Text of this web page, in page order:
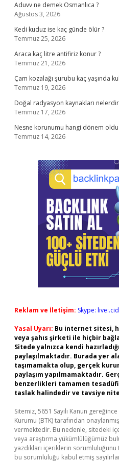
Aduvv ne demek Osmanlıca ?
Ağustos 3, 2026
Kedi kuduz ise kaç günde ölür ?
Temmuz 25, 2026
Araca kaç litre antifiriz konur ?
Temmuz 21, 2026
Çam kozalağı şurubu kaç yaşında
Temmuz 19, 2026
Doğal radyasyon kaynakları
Temmuz 17, 2026
Nesne korunumu hangi dönem oldu
Temmuz 14, 2026
Reklam ve İletişim: Skype:
Yasal Uyarı: Bu internet sitesi,
veya şahıs şirketi ile hiçbir
Sitede yalnızca kendi
paylaşılmaktadır. Burada yer
taşımamakta olup, gerçek
paylaşım yapılmamaktadır.
benzerlikleri tamamen
taslak halindedir ve tavsiye
Sitemiz, 5651 Sayılı Kanun
Kurumu (BTK) tarafından
vermektedir. Bu nedenle, sitedeki
veya araştırma yükümlülüğümüz
yazdıkları içeriklerin
bu sorumluluğu kabul etmiş